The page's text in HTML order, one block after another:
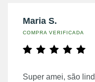
Maria S.
COMPRA VERIFICADA
Super amei, são